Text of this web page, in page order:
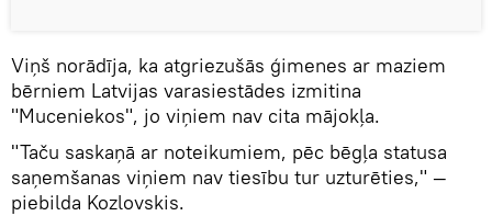
Viņš norādīja, ka atgriezušās ģimenes ar maziem
bērniem Latvijas varasiestādes izmitina
"Muceniekos", jo viņiem nav cita mājokļa.
"Taču saskaņā ar noteikumiem, pēc bēgļa statusa
saņemšanas viņiem nav tiesību tur uzturēties," —
piebilda Kozlovskis.